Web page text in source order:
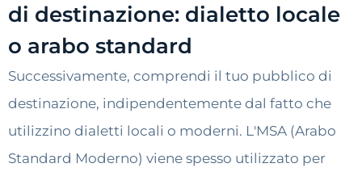
di destinazione: dialetto locale
o arabo standard
Successivamente, comprendi il tuo pubblico di
destinazione, indipendentemente dal fatto che
utilizzino dialetti locali o moderni. L'MSA (Arabo
Standard Moderno) viene spesso utilizzato per